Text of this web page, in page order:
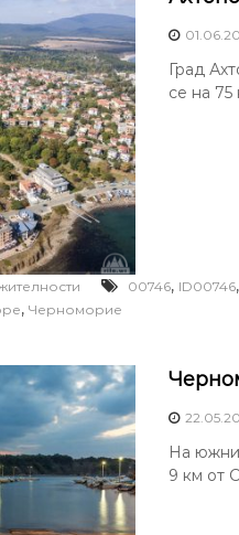
Град
се на 75
00746, ID00746,
, Черноморие
На
9 км от